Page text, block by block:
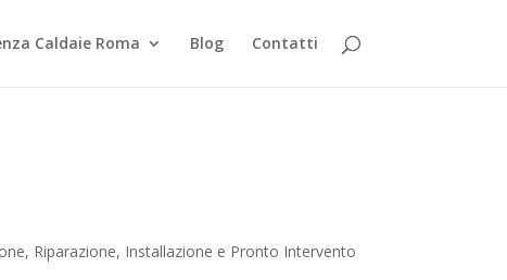
Caldaie Roma Blog Contatti
Riparazione, Installazione e Pronto Intervento